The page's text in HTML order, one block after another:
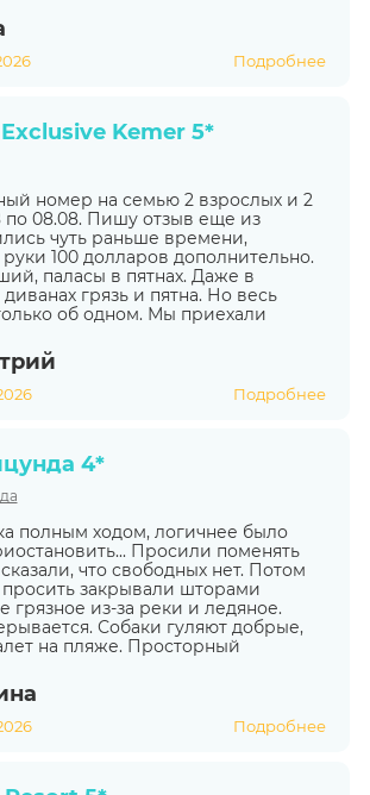
Подробнее
Kemer 5*
номер на семью 2 взрослых и 2
по 08.08. Пишу отзыв еще из
чуть раньше времени,
100 долларов дополнительно.
паласы в пятнах. Даже в
грязь и пятна. Но весь
об одном. Мы приехали
Подробнее
4*
полным ходом, логичнее было
Просили поменять
что свободных нет. Потом
закрывали шторами
грязное из-за реки и ледяное.
Собаки гуляют добрые,
на пляже. Просторный
Подробнее